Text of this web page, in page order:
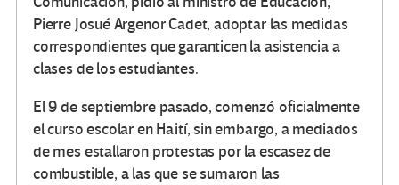
Pierre Josué Argenor Cadet, adoptar las medidas
correspondientes que garanticen la asistencia a
clases de los estudiantes.
El 9 de septiembre pasado, comenzó oficialmente
el curso escolar en Haití, sin embargo, a mediados
de mes estallaron protestas por la escasez de
combustible, a las que se sumaron las